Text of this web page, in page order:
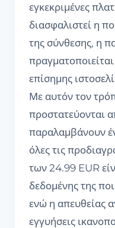
εγκεκριμένες
διασφαλιστεί η
της σύνθεσης, η
επίσημης
Με αυτόν τον
προστατεύονται
παραλαμβάνουν
όλες τις
των 24.99 EUR
δεδομένης της
ενώ η απευθείας
εγγυήσεις